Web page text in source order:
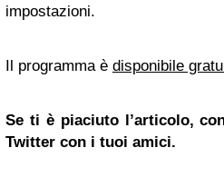
impostazioni.
Il programma è disponibile
Se ti è piaciuto l’articolo,
Twitter con i tuoi amici.